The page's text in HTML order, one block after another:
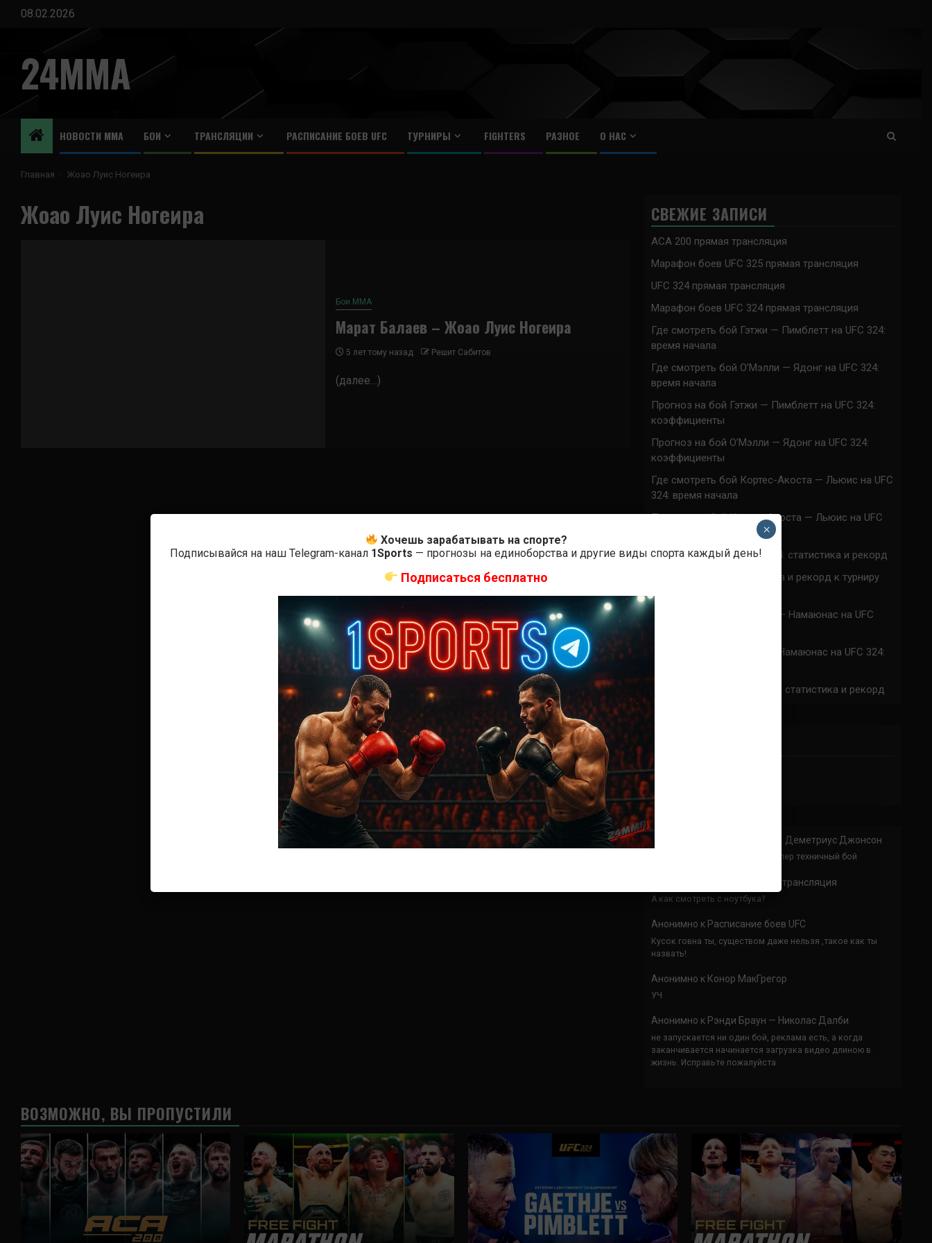
Перейти
содержимому
08.02.2026
24MMA
НОВОСТИ ММА БОИ ТРАНСЛЯЦИИ РАСПИСАНИЕ БОЕВ UFC ТУРНИРЫ FIGHTERS РАЗНОЕ О НАС
Главная Жоао Луис Ногеира
Жоао Луис Ногеира
Бои ММА
Марат Балаев – Жоао Луис Ногеира
5 лет тому назад Решит Сабитов
(далее…)
СВЕЖИЕ ЗАПИСИ
ACA 200 прямая трансляция
Марафон боев UFC 325 прямая трансляция
UFC 324 прямая трансляция
Марафон боев UFC 324 прямая трансляция
Где смотреть бой Гэтжи — Пимблетт на UFC 324:
время начала
Где смотреть бой О’Мэлли — Ядонг на UFC 324:
время начала
Прогноз на бой Гэтжи — Пимблетт на UFC 324:
коэффициенты
Прогноз на бой О’Мэлли — Ядонг на UFC 324:
коэффициенты
Где смотреть бой Кортес-Акоста — Льюис на UFC
324: время начала
Прогноз на бой Кортес-Акоста — Льюис на UFC
Наталья Сильва на UFC 324: статистика и рекорд
Роуз Намаюнас: статистика и рекорд к турниру
Где смотреть бой Сильва — Намаюнас на UFC
Прогноз на бой Сильва — Намаюнас на UFC 324:
Арнольд Аллен на UFC 324: статистика и рекорд
Анонимно Доминик Круз — Деметриус Джонсон
Спасибо что выложили этот супер техничный бой
UFC 324 прямая трансляция
А как смотреть с ноутбука?
Анонимно к Расписание боев UFC
Кусок говна ты, существом даже нельзя ,такое как ты
назвать!
Анонимно к Конор МакГрегор
УЧ
Анонимно к Рэнди Браун — Николас Далби
не запускается ни один бой, реклама есть, а когда
заканчивается начинается загрузка видео длиною в
жизнь. Исправьте пожалуйста
ВОЗМОЖНО, ВЫ ПРОПУСТИЛИ
Хочешь зарабатывать на спорте?
Подписывайся на наш Telegram-канал 1Sports — прогнозы на единоборства и другие виды спорта каждый день!
Подписаться бесплатно
×